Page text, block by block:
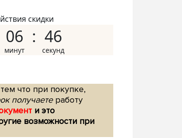
скидки
06 45
что при покупке,
получаетеработу
и это
возможности при